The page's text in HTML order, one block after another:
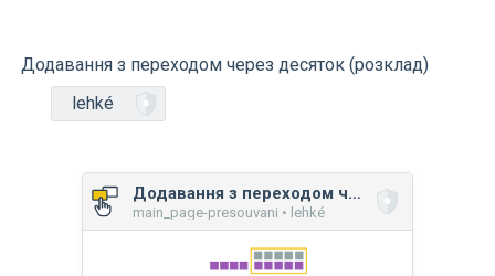
Додавання з переходом через десяток (розклад)
lehké
Додавання з переходом через десяток (розклад)
main_page-presouvani • lehké